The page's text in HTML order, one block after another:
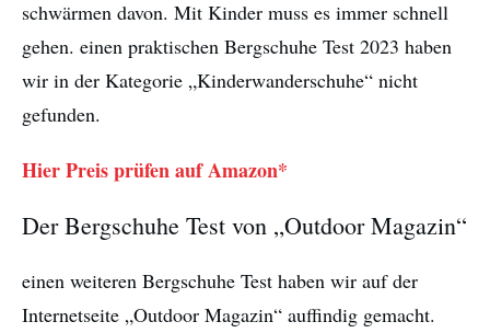
schwärmen davon. Mit Kinder muss es immer schnell
gehen. einen praktischen Bergschuhe Test 2023 haben
wir in der Kategorie „Kinderwanderschuhe“ nicht
gefunden.
Hier Preis prüfen auf Amazon*
Der Bergschuhe Test von „Outdoor Magazin“
einen weiteren Bergschuhe Test haben wir auf der
Internetseite „Outdoor Magazin“ auffindig gemacht.